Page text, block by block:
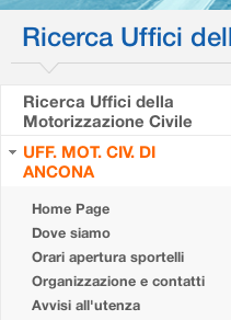
Ricerca Uffici
Ricerca Uffici della
Motorizzazione Civile
UFF. MOT. CIV. DI
ANCONA
Home Page
Dove siamo
Orari apertura sportelli
Organizzazione e contatti
Avvisi all'utenza